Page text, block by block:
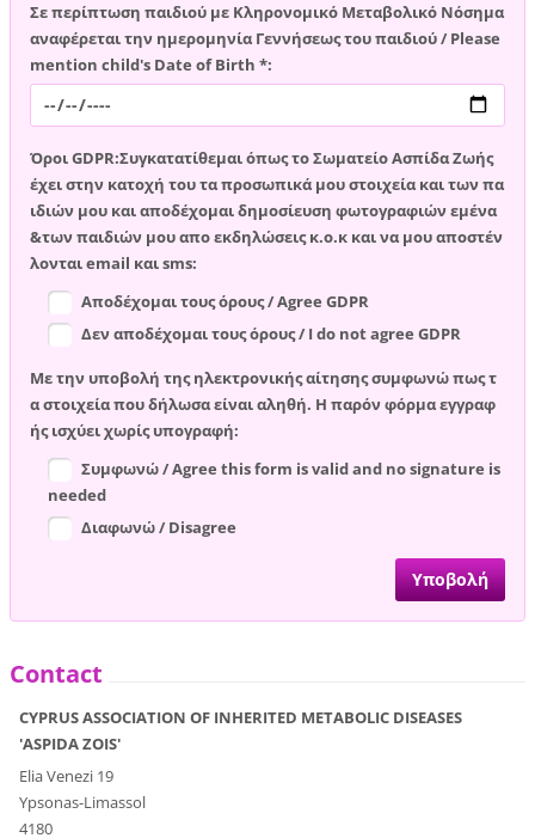
Σε περίπτωση παιδιού με Κληρονομικό Μεταβολικό Νόσημα
αναφέρεται την ημερομηνία Γεννήσεως του παιδιού / Please
mention child's Date of Birth *:
Όροι GDPR:Συγκατατίθεμαι όπως το Σωματείο Ασπίδα Ζωής
έχει στην κατοχή του τα προσωπικά μου στοιχεία και των πα
ιδιών μου και αποδέχομαι δημοσίευση φωτογραφιών εμένα
&των παιδιών μου απο εκδηλώσεις κ.ο.κ και να μου αποστέν
λονται email και sms:
Αποδέχομαι τους όρους / Agree GDPR
Δεν αποδέχομαι τους όρους / I do not agree GDPR
Με την υποβολή της ηλεκτρονικής αίτησης συμφωνώ πως τ
α στοιχεία που δήλωσα είναι αληθή. Η παρόν φόρμα εγγραφ
ής ισχύει χωρίς υπογραφή:
Συμφωνώ / Agree this form is valid and no signature is
needed
Διαφωνώ / Disagree
Contact
CYPRUS ASSOCIATION OF INHERITED METABOLIC DISEASES
'ASPIDA ZOIS'
Elia Venezi 19
Ypsonas-Limassol
4180